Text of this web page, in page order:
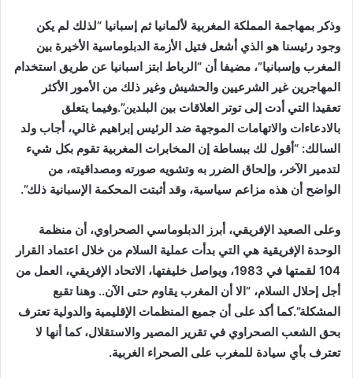
وذكر بمهاجمة المملكة المغربية لألمانيا ثم إسبانيا “لذلك لم يكن
وجود رئيسنا هو الذي أشعل فتيل الأزمة الدبلوماسية الأخيرة بين
المغرب وإسبانيا”، مضيفا أن “الرباط ابتز اسبانيا عن طريق استخدام
المهاجرين غير الشرعيين والحشيش وغير ذلك من الأمور الأكثر
تعقيدا التي أدت إلى توتر العلاقات بين البلدين”.وفيما يتعلق
بالادعاءات والاتهامات الموجهة ضد الرئيس إبراهيم غالي، أجاب ولد
السالك: “أقول لك ببساطة إن المخابرات المغربية تقوم بكل شيء
لتدمير الآخر، وإلحاق الضرر به وتشويه صورته ومصداقيته، من
الواضح أن هذه مزاعم سياسية، وقد أثبتت المحكمة الإسبانية ذلك”.
وعلى الصعيد الإفريقي، أبرز الدبلوماسي الصحراوي، أن منظمة
الوحدة الإفريقية هي التي بدأت عملية السلام من خلال اعتماد القرار
104 لقمتها في 1983، ويواصل خليفتها، الاتحاد الإفريقي، العمل من
أجل إحلال السلام، “الا أن المغرب يقاوم حتى الآن.. وهنا تقبع
المشكلة”.كما أكد على أن جميع المنظمات الإقليمية والدولية تعترف
بحق الشعب الصحراوي في تقرير المصير والاستقلال، كما أنها لا
تعترف بأي سيادة للمغرب على الصحراء الغربية.